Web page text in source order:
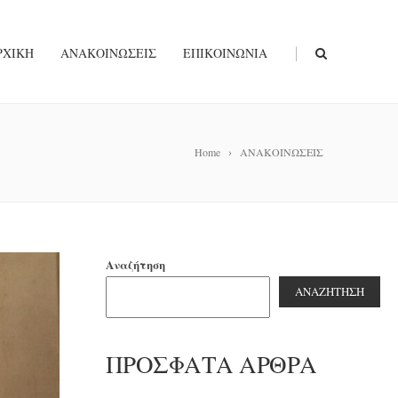
ΑΝΑΚΟΙΝΏΣΕΙΣ ΕΠΙΚΟΙΝΩΝΊΑ |
Home ΑΝΑΚΟΙΝΩΣΕΙΣ
Αναζήτηση
ΑΝΑΖΉΤΗΣΗ
ΠΡΌΣΦΑΤΑ ΆΡΘΡΑ